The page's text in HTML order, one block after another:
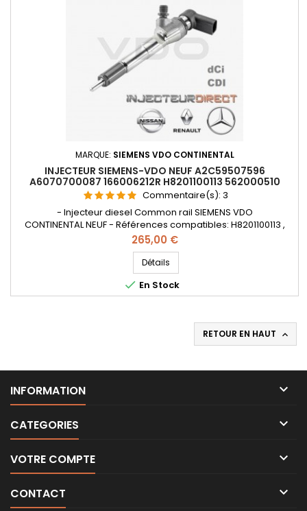
MARQUE: SIEMENS VDO CONTINENTAL
INJECTEUR SIEMENS-VDO NEUF A2C59507596
A6070700087 166006212R H8201100113 562000510
Commentaire(s): 3
- Injecteur diesel Common rail SIEMENS VDO
CONTINENTAL NEUF - Références compatibles: H8201100113 ,
8201100113 , 166006212R , 16600001Q1REX , H8200704180 ,
A6070700195 , A6070700087 , 8201041272 , A2C59507596 , -
Pour motorisation Renault Nissan 1.5dCi et Mercedes CDI
Pièce d'origine
Prix
265,00 €
Détails
 En Stock
RETOUR EN HAUT 
INFORMATION 
CATEGORIES 
VOTRE COMPTE 
CONTACT 